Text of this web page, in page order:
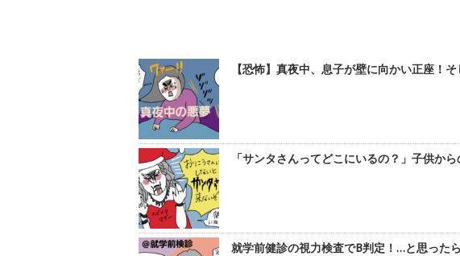
【恐怖】真夜中、息子が壁に向かい正座！
「サンタさんってどこにいるの？」子供か
就学前健診の視力検査でB判定！…と思った